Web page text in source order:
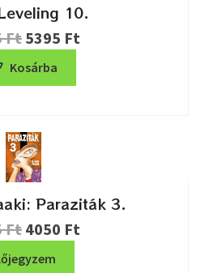
10.
Ft 5395 Ft
Kosárba
Paraziták 3.
Ft 4050 Ft